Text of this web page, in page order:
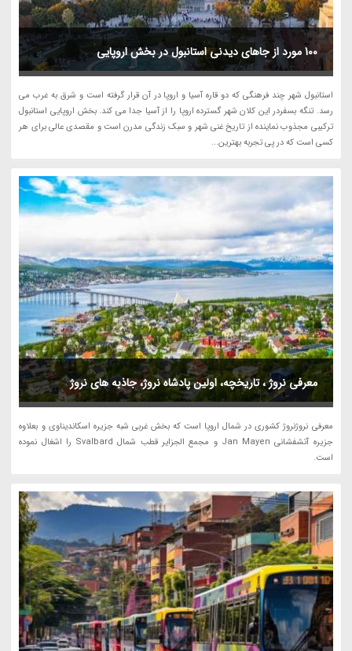
100 مورد از جاهای دیدنی استانبول در بخش اروپایی
استانبول شهر چند فرهنگی که دو قاره آسیا و اروپا در آن قرار گرفته است و شرق به غرب می
رسد. تنگه بسفردر این کلان شهر گسترده اروپا را از آسیا جدا می کند. بخش اروپایی استانبول
ترکیبی مجذوب نماینده از تاریخ غنی شهر و سبک زندگی مدرن است و مقصدی عالی برای هر
کسی است که در پی تجربه بهترین...
معرفی نروژ ، تاریخچه، اولین پادشاه نروژ، جاذبه های نروژ
معرفی نروژنروژ کشوری در شمال اروپا است که بخش غربی شبه جزیره اسکاندیناوی و بعلاوه
جزیره آتشفشانی Jan Mayen و مجمع الجزایر قطب شمال Svalbard را اشغال نموده
است.